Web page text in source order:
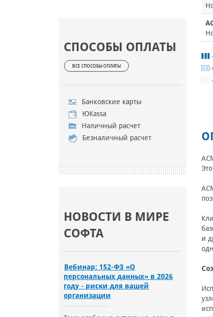
СПОСОБЫ ОПЛАТЫ
ВСЕ СПОСОБЫ ОПЛАТЫ
Банковские карты
ЮKassa
Наличный расчет
Безналичный расчет
НОВОСТИ В МИРЕ
СОФТА
Вебинар: 152-ФЗ «О
персональных данных» в 2026
году - риски для вашей
организации
и